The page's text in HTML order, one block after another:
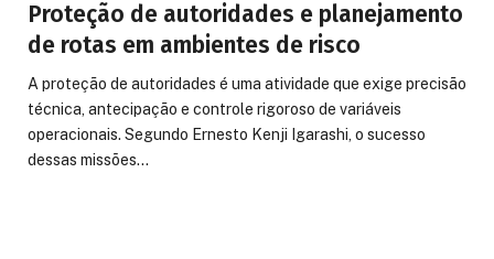
Proteção de autoridades e planejamento
de rotas em ambientes de risco
A proteção de autoridades é uma atividade que exige precisão
técnica, antecipação e controle rigoroso de variáveis
operacionais. Segundo Ernesto Kenji Igarashi, o sucesso
dessas missões…